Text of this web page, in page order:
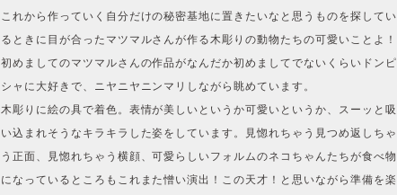
これから作っていく自分だけの秘密基地に置きたいなと思うものを探してい
るときに目が合ったマツマルさんが作る木彫りの動物たちの可愛いことよ！
初めましてのマツマルさんの作品がなんだか初めましてでないくらいドンピ
シャに大好きで、ニヤニヤニンマリしながら眺めています。
木彫りに絵の具で着色。表情が美しいというか可愛いというか、スーッと吸
い込まれそうなキラキラした姿をしています。見惚れちゃう見つめ返しちゃ
う正面、見惚れちゃう横顔、可愛らしいフォルムのネコちゃんたちが食べ物
になっているところもこれまた憎い演出！この天才！と思いながら準備を楽